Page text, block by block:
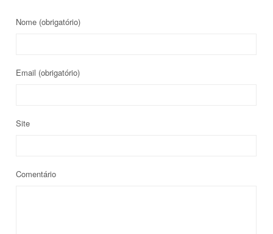
Nome (obrigatório)
Email (obrigatório)
Site
Comentário